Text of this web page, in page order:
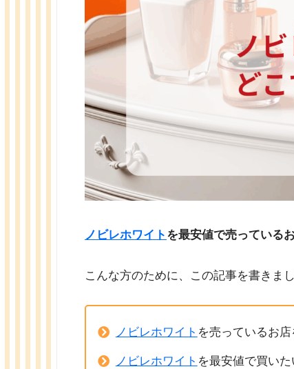
ノビレホワイト を最安値で売っている
こんな方のために、この記事を書きまし
ノビレホワイト を売っているお
ノビレホワイト を最安値で買いた